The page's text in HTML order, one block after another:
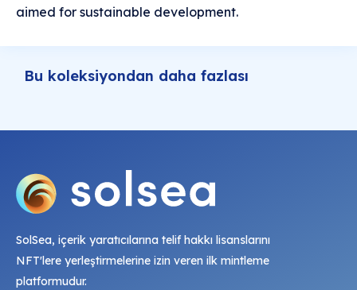
aimed for sustainable development.
Bu koleksiyondan daha fazlası
SolSea, içerik yaratıcılarına telif hakkı lisanslarını
NFT'lere yerleştirmelerine izin veren ilk mintleme
platformudur.